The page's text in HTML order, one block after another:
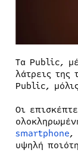
Τα Public,
λάτρεις της
Public,
Οι
smartphone,
υψηλή